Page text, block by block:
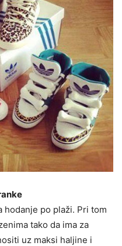
hodanje po plaži. Pri tom
tako da ima za
uz maksi haljine i